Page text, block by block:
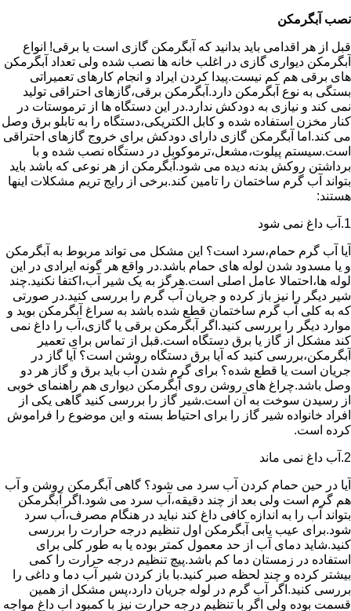
نصب آبگرمکن
قبل از هر اقدامی باید بدانید که آبگرمکن گازی است یا برقی! انواع
آبگرمکن دیواری گازی در اغلب خانه ها نصب شده ولی تعداد آبگرمکن
های برقی هم کم نیست.پیدا کردن ایراد و انجام کارهای تعمیراتی
بستگی به نوع آبگرمکن دارد.آبگرمکن برقی،گازهای احتراقی تولید
نمی کند و نیازی به دودکش ندارد.در این دستگاه ها از ترموستات در
کنار مخزن استفاده شده و کابل الکتریکی،دستگاه را به تابلو برق وصل
می کند.اما آبگرمکن گازی دارای دودکش برای خروج گازهای احتراقی
است.سیستم پیلوت،مشعل،ترموکوبل در دستگاه نصب شده و با
برداشتن روکش بدنه دیده می شود.آبگرمکن از هر نوعی که باشد باید
بتواند آب گرم ساختمان را تامین کند.برخی از رایج تریم مشکلات اینها
هستند:
1.آب داغ نمی شود
آیا آب گرم حمام،سرد است؟ این مشکل می تواند مربوط به آبگرمکن
و یا مسدود شدن لوله های حمام باشد.در واقع هر گونه ایرادی در این
لوله ها،احتمالا عامل اصلی است.هرگز به یک شیر آب،اکتفا نکنید.چند
شیر دیگر را نیز باز کرده و جریان آب گرم را بررسی کنید.در صورتی
که به کلی آب گرم ساختمان قطع شده باشد به سراغ آبگرمکن بوید و
موارد دیگر را بررسی کنید.اگر آبگرمکن برقی یا گازی،آب را داغ نمی
کند مشکل از گاز یا برق دستگاه است.قبل از تماس برای تعمیر
آبگرمکن،بررسی کنید که آیا برق دستگاه روشن است؟ آیا گاز در
جریان است یا قطع شده؟ برای گرم شدن آب باید برق و گاز هر دو
وصل باشد.چراغ های روشن روی آبگرمکن دیواری هم راهنمای خوبی
از رسیدن سوخت به آن است.شیر گاز را بررسی کنید گاهی یکی از
افراد خانواده شیر گاز را برای احتیاط بسته و این موضوع را فراموش
کرده است.
2.آب داغ نمی ماند
آیا در حین حمام کردن آب سرد می شود؟ گاهی آبگرمکن روشن و آب
هم گرم است ولی بعد از چند دقیقه،آب سرد می شود.اگر آبگرمکن
بتواند آب را به اندازه کافی داغ کند نباید در هنگام مصرف،آب سرد
شود.برای عیب یابی آبگرمکن اول تنظیم درجه حرارت را بررسی
کنید.شاید دمای آب از حد معمول کمتر بوده یا به طور کلی برای
استفاده در زمستان دما کم باشد.پیچ تنظیم درجه حرارت را کمی
بیشتر کرده و چند لحظه صبر کنید.با باز کردن شیر آب دما و داغی را
بررسی کنید.اگر آب گرم در لوله جریان دارد،پس مشکل از همین
قسمت بوده ولی اگر با تنظیم درجه حرارت نیز با کمبود اب داغ مواجه